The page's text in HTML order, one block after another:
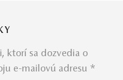
ktorí sa dozvedia o
e-mailovú adresu *